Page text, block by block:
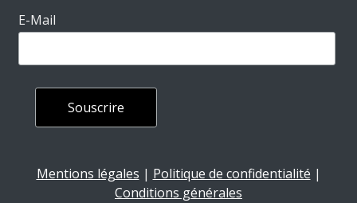
E-Mail
Mentions légales | Politique de confidentialité |
Conditions générales